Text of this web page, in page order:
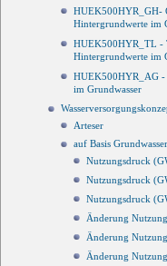
HUEK500HYR_GH-
Hintergrundwerte im
HUEK500HYR_TL -
Hintergrundwerte im
HUEK500HYR_AG
im Grundwasser
Arteser
auf Basis
Nutzungsdruck
Nutzungsdruck
Nutzungsdruck
Änderung
Änderung
Änderung